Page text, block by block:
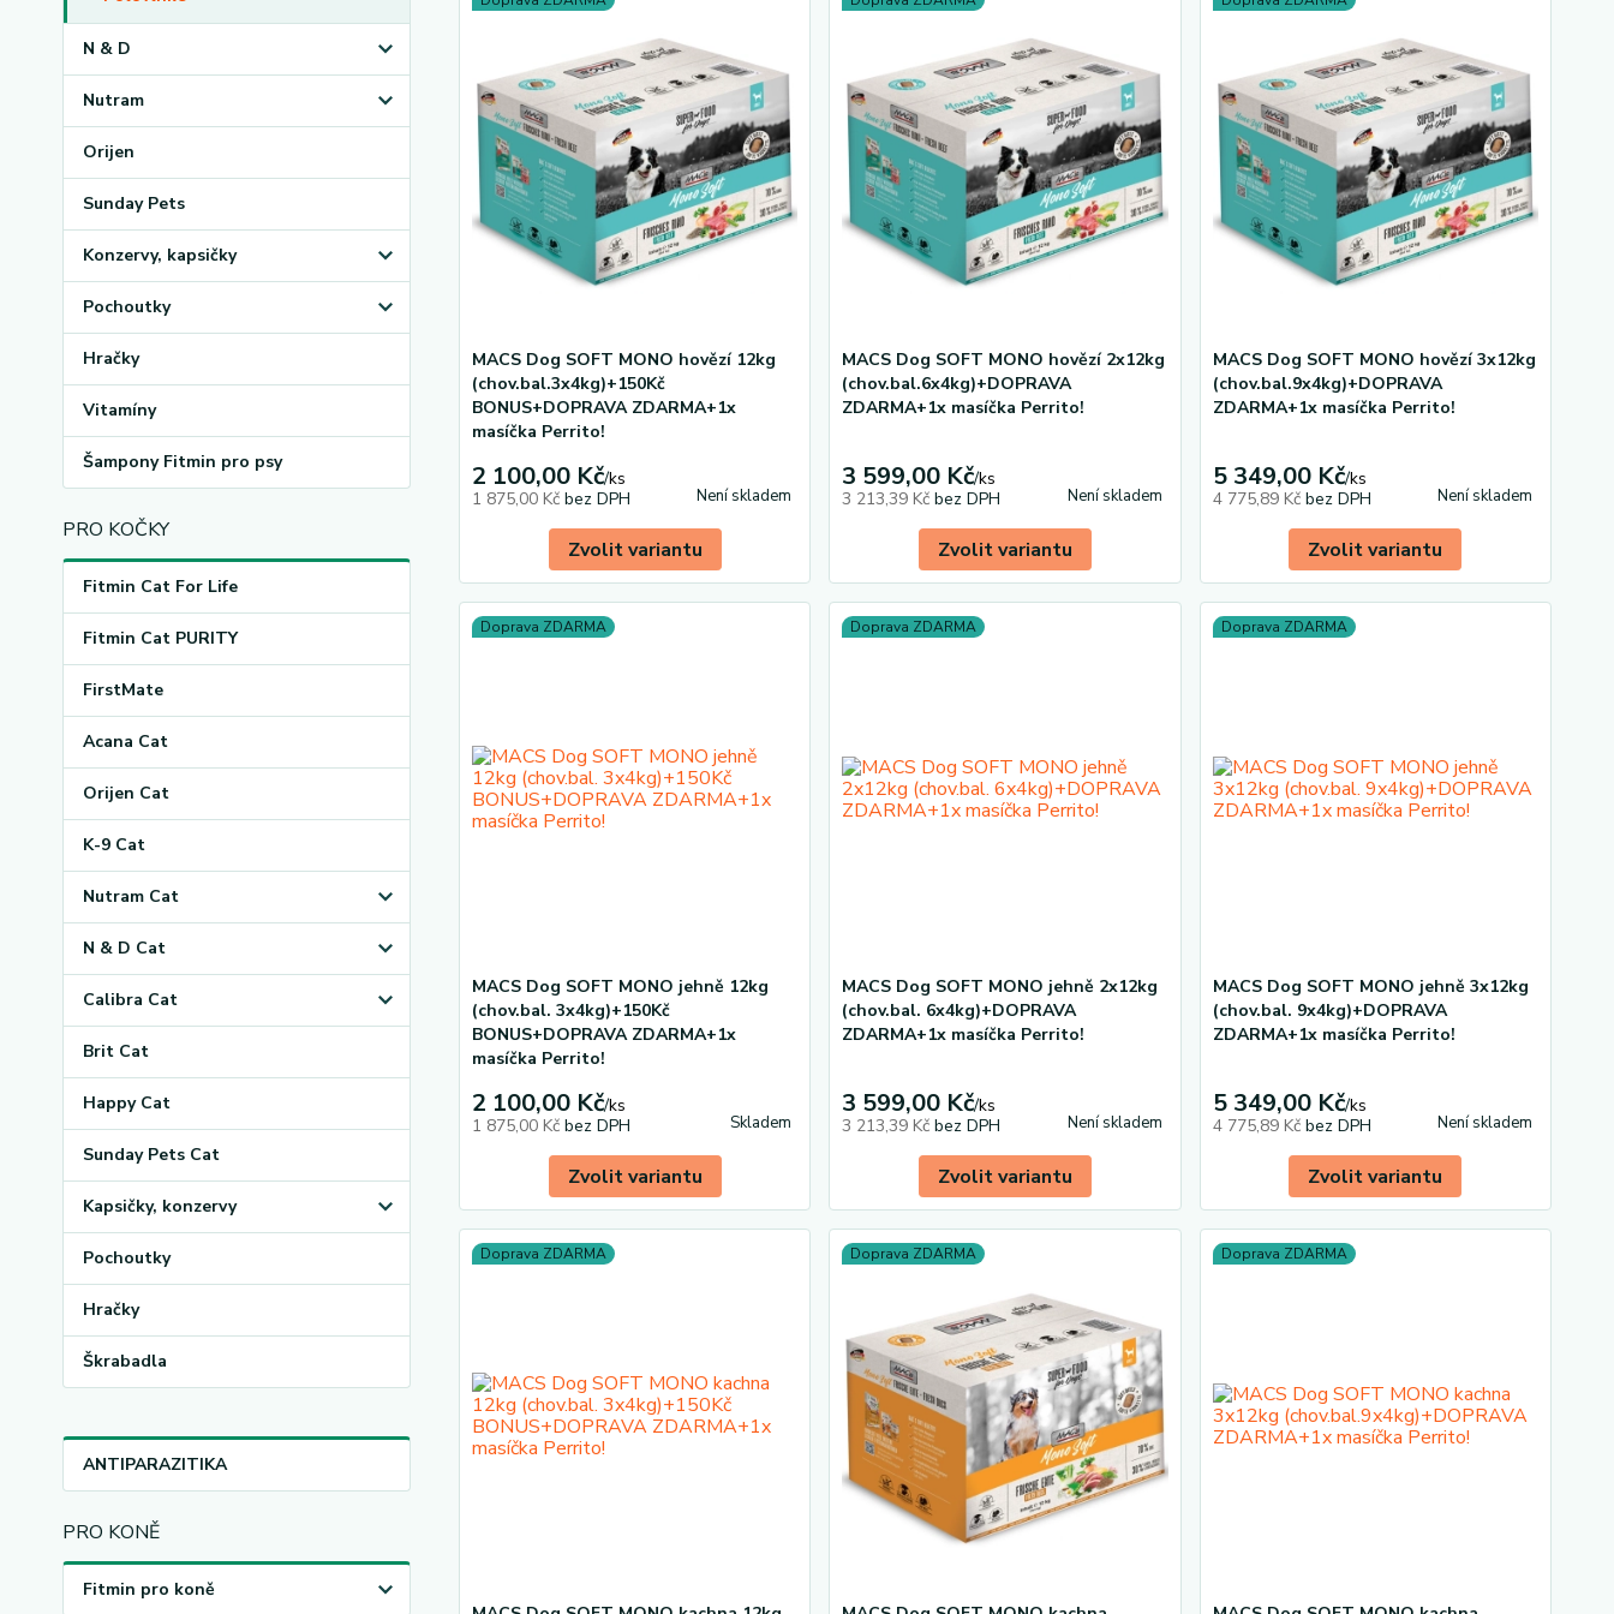
N & D
Nutram
Orijen
Sunday Pets
Konzervy, kapsičky
Pochoutky
Hračky
Vitamíny
Šampony Fitmin pro psy
PRO KOČKY
Fitmin Cat For Life
Fitmin Cat PURITY
FirstMate
Acana Cat
Orijen Cat
K-9 Cat
Nutram Cat
N & D Cat
Calibra Cat
Brit Cat
Happy Cat
Sunday Pets Cat
Kapsičky, konzervy
Pochoutky
Hračky
Škrabadla
ANTIPARAZITIKA
PRO KONĚ
Fitmin pro koně
MACS Dog SOFT MONO hovězí 12kg
(chov.bal.3x4kg)+150Kč
BONUS+DOPRAVA ZDARMA+1x
masíčka Perrito!
2 100,00 Kč/ks
1 875,00 Kč bez DPH Není skladem
Zvolit variantu
MACS Dog SOFT MONO hovězí 2x12kg
(chov.bal.6x4kg)+DOPRAVA
ZDARMA+1x masíčka Perrito!
3 599,00 Kč/ks
3 213,39 Kčbez DPH Není skladem
Zvolit variantu
MACS Dog SOFT MONO hovězí 3x12kg
(chov.bal.9x4kg)+DOPRAVA
ZDARMA+1x masíčka Perrito!
5 349,00 Kč/ks
4 775,89 Kč bez DPH Není skladem
Zvolit variantu
Doprava ZDARMA
MACS Dog SOFT MONO jehně 12kg
(chov.bal. 3x4kg)+150Kč
BONUS+DOPRAVA ZDARMA+1x
masíčka Perrito!
2 100,00 Kč/ks
1 875,00 Kč bez DPH Skladem
Zvolit variantu
Doprava ZDARMA
MACS Dog SOFT MONO jehně 2x12kg
(chov.bal. 6x4kg)+DOPRAVA
ZDARMA+1x masíčka Perrito!
3 599,00 Kč/ks
3 213,39 Kčbez DPH Není skladem
Zvolit variantu
Doprava ZDARMA
MACS Dog SOFT MONO jehně 3x12kg
(chov.bal. 9x4kg)+DOPRAVA
ZDARMA+1x masíčka Perrito!
5 349,00 Kč/ks
4 775,89 Kč bez DPH Není skladem
Zvolit variantu
Doprava ZDARMA Doprava ZDARMA Doprava ZDARMA